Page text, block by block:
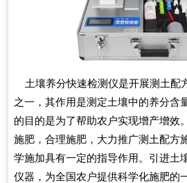
土壤养分快速检测仪是开展测土配
之一，其作用是测定土壤中的养分含
的目的是为了帮助农户实现增产增效
施肥，合理施肥，大力推广测土配方
学施加具有一定的指导作用。引进土
仪器，为全国农户提供科学化施肥的